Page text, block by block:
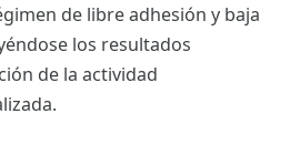
de libre adhesión y baja
los resultados
de la actividad